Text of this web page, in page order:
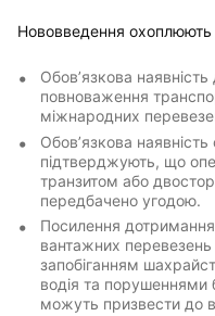
Нововведення охоплюють
Обов’язкова
повноваження
міжнародних
Обов’язкова
підтверджують, що
транзитом або
передбачено угодою.
Посилення
вантажних перевезень
запобіганням
водія та
можуть призвести до